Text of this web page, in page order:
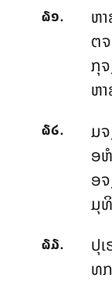
໖໑. ຫ
ຕ
ກຸ
ຫ
໖໒.
ມ
ອ
ອ
ມຸ
໖໓. ປຸ
ທ